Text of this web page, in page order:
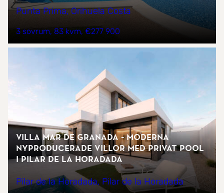
Punta Prima, Orihuela Costa
3 sovrum 83 kvm €277 900
Villa Mar de Granada - Moderna
nyproducerade villor med privat pool
i Pilar de la Horadada
Pilar de la Horadada, Pilar de la Horadada